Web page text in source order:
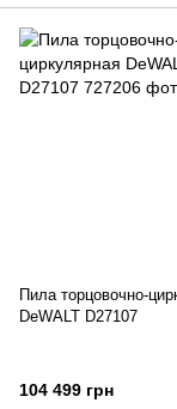
Пила торцовочно-
DeWALT D27107
104 499 грн